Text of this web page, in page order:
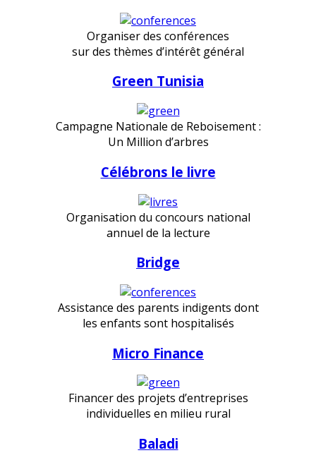
Organiser des conférences
sur des thèmes d’intérêt général
Green Tunisia
Campagne Nationale de Reboisement :
Un Million d’arbres
Célébrons le livre
Organisation du concours national
annuel de la lecture
Bridge
Assistance des parents indigents dont
les enfants sont hospitalisés
Micro Finance
Financer des projets d’entreprises
individuelles en milieu rural
Baladi